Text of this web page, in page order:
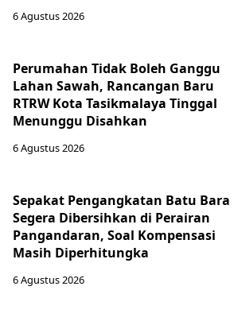
6 Agustus 2026
Perumahan Tidak Boleh Ganggu
Lahan Sawah, Rancangan Baru
RTRW Kota Tasikmalaya Tinggal
Menunggu Disahkan
6 Agustus 2026
Sepakat Pengangkatan Batu Bara
Segera Dibersihkan di Perairan
Pangandaran, Soal Kompensasi
Masih Diperhitungka
6 Agustus 2026